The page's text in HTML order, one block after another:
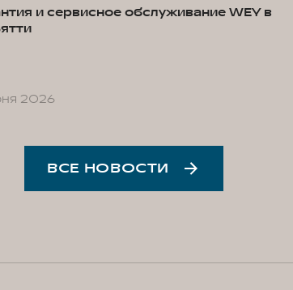
и сервисное обслуживание WEY в
2026
ВСЕ НОВОСТИ